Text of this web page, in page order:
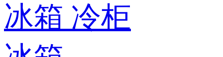
冰箱 冷柜